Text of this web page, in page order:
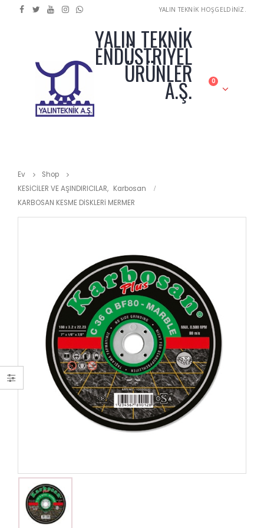
YALIN TEKNİK HOŞGELDİNİZ.
YALIN TEKNİK
ENDÜSTRİYEL
ÜRÜNLER
A.Ş. 0
Ev
Shop
KESİCİLER VE AŞINDIRICILAR, Karbosan
KARBOSAN KESME DİSKLERİ MERMER